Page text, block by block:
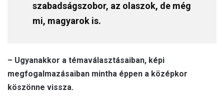
szabadságszobor, az olaszok, de még
mi, magyarok is.
– Ugyanakkor a témaválasztásaiban, képi
megfogalmazásaiban mintha éppen a középkor
köszönne vissza.